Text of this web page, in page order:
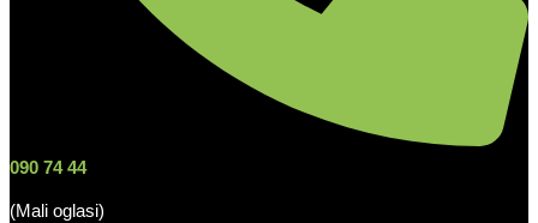
090 74 44
(Mali oglasi)